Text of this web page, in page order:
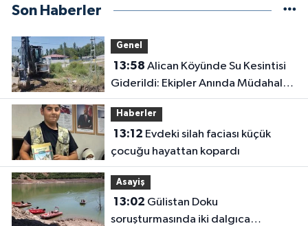
Son Haberler
Genel
13:58
Giderildi: Ekipler Anında Müdahale
Etti
Haberler
13:12
çocuğu hayattan kopardı
Asayiş
13:02
soruşturmasında iki dalgıca